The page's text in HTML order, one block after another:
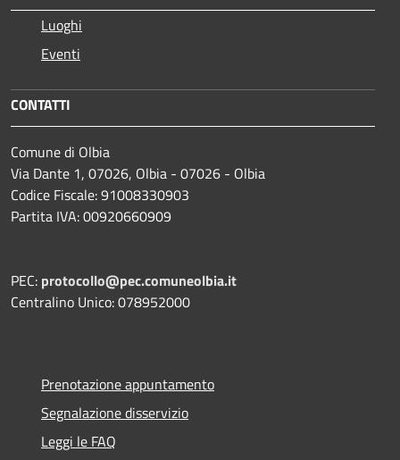
Luoghi
Eventi
CONTATTI
Comune di Olbia
Via Dante 1, 07026, Olbia - 07026 - Olbia
Codice Fiscale: 91008330903
Partita IVA: 00920660909
PEC: protocollo@pec.comuneolbia.it
Centralino Unico: 078952000
Prenotazione appuntamento
Segnalazione disservizio
Leggi le FAQ